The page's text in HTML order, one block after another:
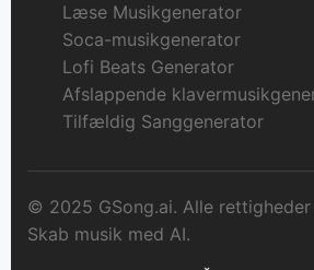
Læse Musikgenerator
Soca-musikgenerator
Lofi Beats Generator
Afslappende
Tilfældig Sanggenerator
© 2025 GSong.ai. Alle
Skab musik med AI.